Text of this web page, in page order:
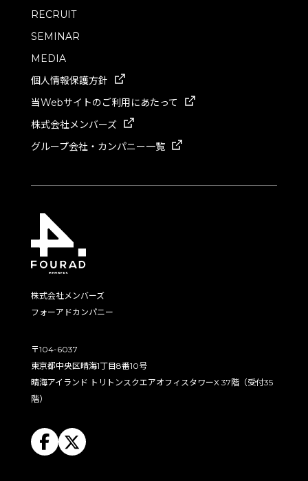
株式会社メンバーズ
フォーアドカンパニー
〒104-6037
東京都中央区晴海1丁目8番10号
晴海アイランド トリトンスクエアオフィスタワーX 37階（受付35
階）
RECRUIT
SEMINAR
MEDIA
個人情報保護方針
当Webサイトのご利用にあたって
株式会社メンバーズ
グループ会社・カンパニー一覧